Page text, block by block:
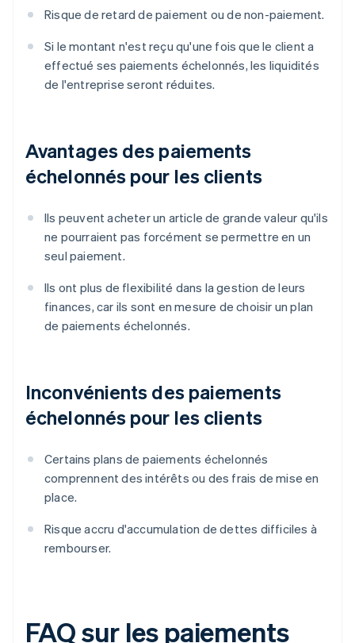
Risque de retard de paiement ou de non-paiement.
Si le montant n'est reçu qu'une fois que le client a
effectué ses paiements échelonnés, les liquidités
de l'entreprise seront réduites.
Avantages des paiements
échelonnés pour les clients
Ils peuvent acheter un article de grande valeur qu'ils
ne pourraient pas forcément se permettre en un
seul paiement.
Ils ont plus de flexibilité dans la gestion de leurs
finances, car ils sont en mesure de choisir un plan
de paiements échelonnés.
Inconvénients des paiements
échelonnés pour les clients
Certains plans de paiements échelonnés
comprennent des intérêts ou des frais de mise en
place.
Risque accru d'accumulation de dettes difficiles à
rembourser.
FAQ sur les paiements